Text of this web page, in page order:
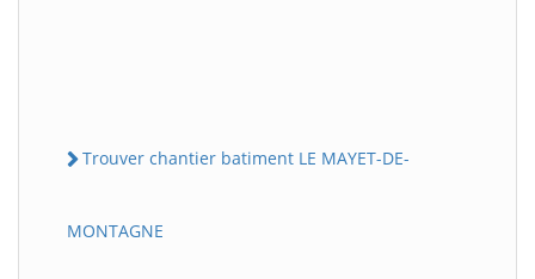
Trouver chantier batiment LE MAYET-DE-
MONTAGNE